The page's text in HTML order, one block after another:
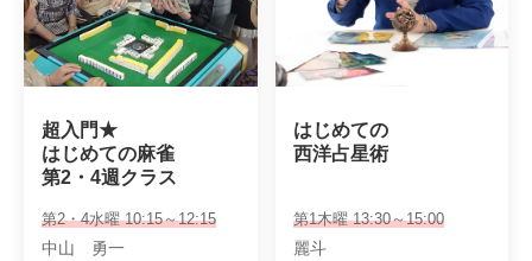
超入門★
はじめての麻雀
第2・4週クラス
第2・4水曜 10:15～12:15
中山 勇一
はじめての
西洋占星術
第1木曜 13:30～15:00
麗斗